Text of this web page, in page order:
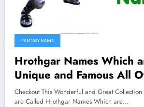
FANTASY NAME
Hrothgar Names Which
Unique and Famous All
Worlds
Checkout This Wonderful and Great
are Called Hrothgar Names Which are…